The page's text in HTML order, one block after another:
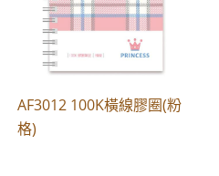
AF3012 100K橫線膠圈(粉
格)